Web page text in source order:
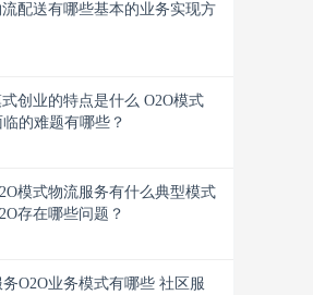
流配送有哪些基本的业务实现方
式创业的特点是什么 O2O模式
的难题有哪些？
模式物流服务有什么典型模式
存在哪些问题？
O2O业务模式有哪些 社区服